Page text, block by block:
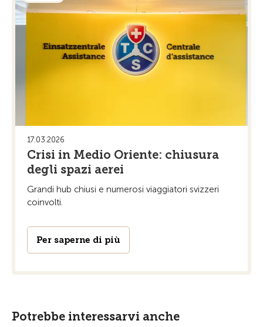
17.03.2026
Crisi in Medio Oriente: chiusura
degli spazi aerei
Grandi hub chiusi e numerosi viaggiatori svizzeri
coinvolti.
Per saperne di più
Potrebbe interessarvi anche